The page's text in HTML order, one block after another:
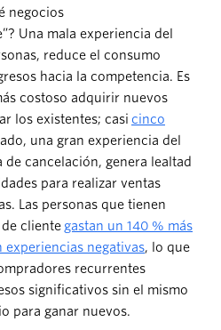
negocios
Una mala experiencia del
reduce el consumo
hacia la competencia. Es
costoso adquirir nuevos
los existentes; casi cinco
una gran experiencia del
de cancelación, genera lealtad
para realizar ventas
Las personas que tienen
cliente gastan un 140 % más
experiencias negativas, lo que
recurrentes
significativos sin el mismo
para ganar nuevos.